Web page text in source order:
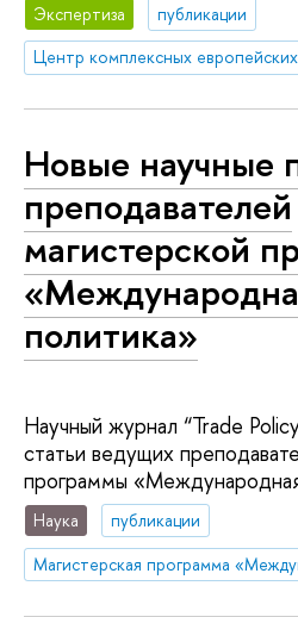
Экспертиза
публикации
Новые научные
преподавателей
магистерской
политика»
Научный журнал “Trade
статьи ведущих
программы
Наука
публикации